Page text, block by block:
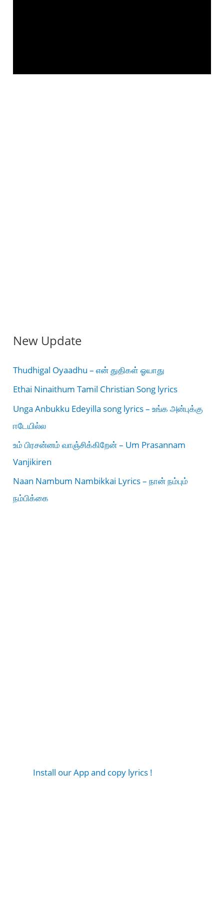
New Update
Thudhigal Oyaadhu – என் துதிகள் ஓயாது
Ethai Ninaithum Tamil Christian Song lyrics
Unga Anbukku Edeyilla song lyrics – உங்க அன்புக்கு
ஈடேயில்ல
உம் பிரசன்னம் வாஞ்சிக்கிறேன் – Um Prasannam
Vanjikiren
Naan Nambum Nambikkai Lyrics – நான் நம்பும்
நம்பிக்கை
Install our App and copy lyrics !